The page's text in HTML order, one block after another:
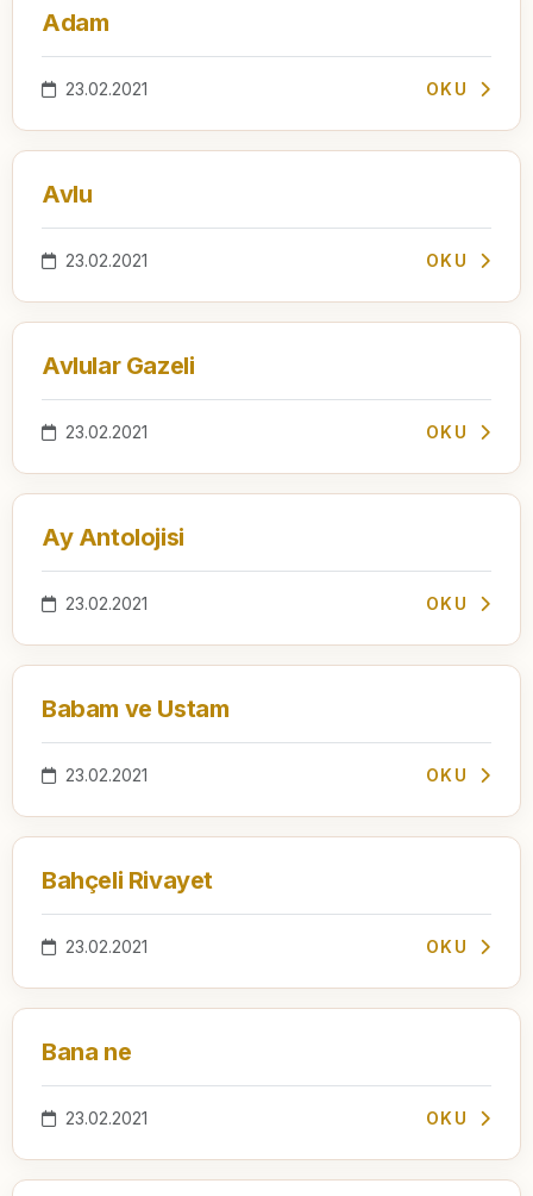
Adam
23.02.2021 OKU
Avlu
23.02.2021 OKU
Avlular Gazeli
23.02.2021 OKU
Ay Antolojisi
23.02.2021 OKU
Babam ve Ustam
23.02.2021 OKU
Bahçeli Rivayet
23.02.2021 OKU
Bana ne
23.02.2021 OKU